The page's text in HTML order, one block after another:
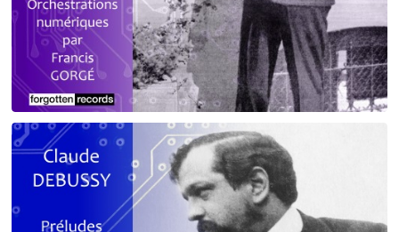
Debussy - Schmitt - Ravel
orchestrations numériques par Francis Gorgé